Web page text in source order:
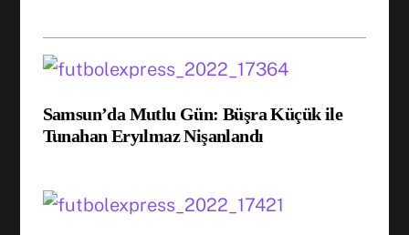
Samsun’da Mutlu Gün: Büşra Küçük ile
Tunahan Eryılmaz Nişanlandı